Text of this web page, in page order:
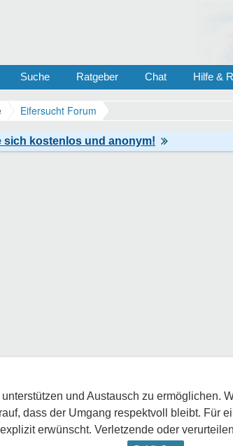
Suche Ratgeber Chat Hilfe &
Eifersucht Forum
und Austausch zu ermöglichen.
dass der Umgang respektvoll bleibt. Für
erwünscht. Verletzende oder